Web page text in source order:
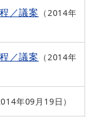
／議案
2014年
／議案
2014年
年09月19日